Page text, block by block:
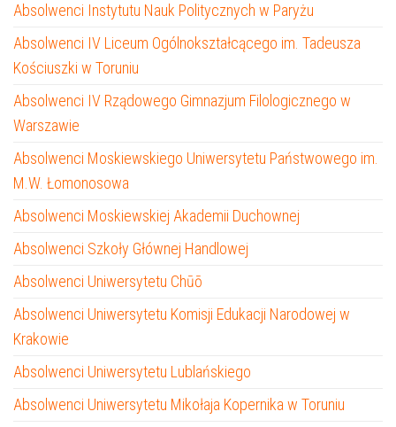
Absolwenci Instytutu Nauk Politycznych w Paryżu
Absolwenci IV Liceum Ogólnokształcącego im. Tadeusza
Kościuszki w Toruniu
Absolwenci IV Rządowego Gimnazjum Filologicznego w
Warszawie
Absolwenci Moskiewskiego Uniwersytetu Państwowego im.
M.W. Łomonosowa
Absolwenci Moskiewskiej Akademii Duchownej
Absolwenci Szkoły Głównej Handlowej
Absolwenci Uniwersytetu Chūō
Absolwenci Uniwersytetu Komisji Edukacji Narodowej w
Krakowie
Absolwenci Uniwersytetu Lublańskiego
Absolwenci Uniwersytetu Mikołaja Kopernika w Toruniu